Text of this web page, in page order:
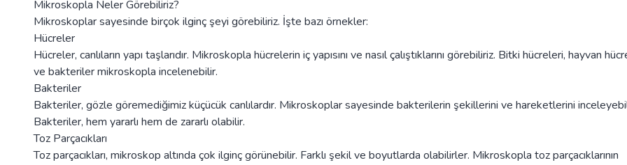
Mikroskopla Neler Görebiliriz?
Mikroskoplar sayesinde birçok ilginç şeyi görebiliriz. İşte bazı örnekler:
Hücreler
Hücreler, canlıların yapı taşlarıdır. Mikroskopla hücrelerin iç yapısını ve nasıl çalıştıklarını görebiliriz. Bitki hücreleri, hayvan
ve bakteriler mikroskopla incelenebilir.
Bakteriler
Bakteriler, gözle göremediğimiz küçücük canlılardır. Mikroskoplar sayesinde bakterilerin şekillerini ve hareketlerini
Bakteriler, hem yararlı hem de zararlı olabilir.
Toz Parçacıkları
Toz parçacıkları, mikroskop altında çok ilginç görünebilir. Farklı şekil ve boyutlarda olabilirler. Mikroskopla toz parçacıklarının